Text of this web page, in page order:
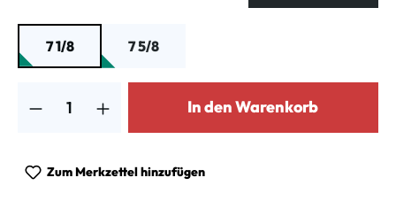
7 1/8 7 5/8
In den Warenkorb
Zum Merkzettel hinzufügen